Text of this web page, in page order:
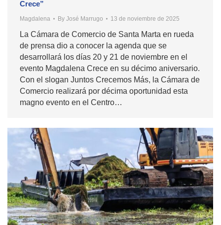
Crece”
Magdalena By José Marrugo 13 de noviembre de 2025
La Cámara de Comercio de Santa Marta en rueda
de prensa dio a conocer la agenda que se
desarrollará los días 20 y 21 de noviembre en el
evento Magdalena Crece en su décimo aniversario.
Con el slogan Juntos Crecemos Más, la Cámara de
Comercio realizará por décima oportunidad esta
magno evento en el Centro…